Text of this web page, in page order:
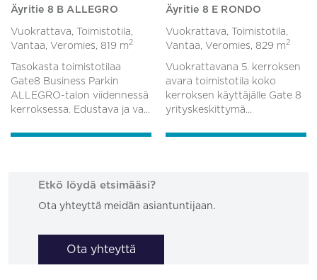
Äyritie 8 B ALLEGRO
Vuokrattava, Toimistotila,
Vantaa, Veromies, 819 m2
Tasokasta toimistotilaa
Gate8 Business Parkin
ALLEGRO-talon viidennessä
kerroksessa. Edustava ja va...
Äyritie 8 E RONDO
Vuokrattava, Toimistotila,
Vantaa, Veromies, 829 m2
Vuokrattavana 5. kerroksen
avara toimistotila koko
kerroksen käyttäjälle Gate 8
yrityskeskittymä...
Etkö löydä etsimääsi?
Ota yhteyttä meidän asiantuntijaan.
Ota yhteyttä